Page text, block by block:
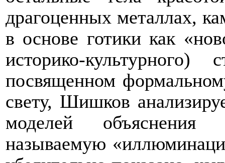
драгоценных металлах,
в основе готики как
историко-
посвященном
свету, Шишков
моделей объяснения
называемую